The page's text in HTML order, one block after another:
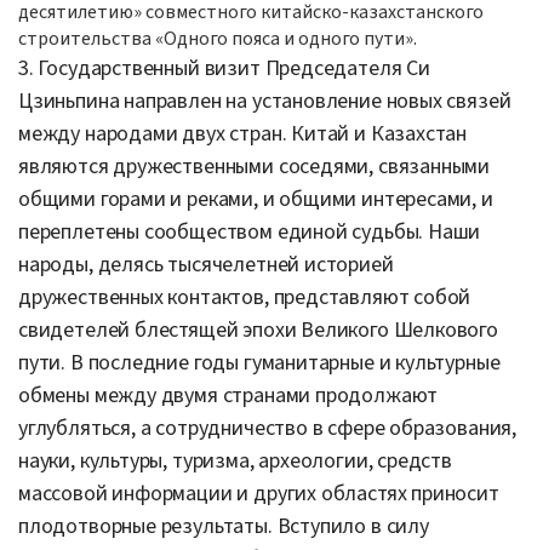
десятилетию» совместного китайско-казахстанского
строительства «Одного пояса и одного пути».
3. Государственный визит Председателя Си
Цзиньпина направлен на установление новых связей
между народами двух стран. Китай и Казахстан
являются дружественными соседями, связанными
общими горами и реками, и общими интересами, и
переплетены сообществом единой судьбы. Наши
народы, делясь тысячелетней историей
дружественных контактов, представляют собой
свидетелей блестящей эпохи Великого Шелкового
пути. В последние годы гуманитарные и культурные
обмены между двумя странами продолжают
углубляться, а сотрудничество в сфере образования,
науки, культуры, туризма, археологии, средств
массовой информации и других областях приносит
плодотворные результаты. Вступило в силу